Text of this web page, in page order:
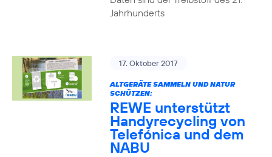
Jahrhunderts
17. Oktober 2017
ALTGERÄTE SAMMELN UND NATUR
SCHÜTZEN:
REWE unterstützt
Handyrecycling von
Telefónica und dem
NABU